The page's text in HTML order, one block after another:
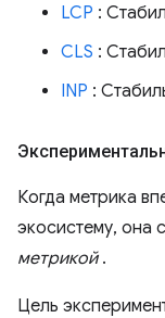
LCP :
CLS :
INP :
Когда метрика
экосистему, она
метрикой.
Цель